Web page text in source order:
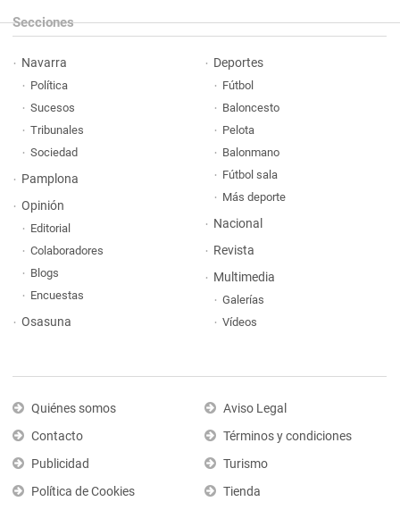
Secciones
Navarra
Política
Sucesos
Tribunales
Sociedad
Pamplona
Opinión
Editorial
Colaboradores
Blogs
Encuestas
Osasuna
Deportes
Fútbol
Baloncesto
Pelota
Balonmano
Fútbol sala
Más deporte
Nacional
Revista
Multimedia
Galerías
Vídeos
Quiénes somos
Contacto
Publicidad
Política de Cookies
Aviso Legal
Términos y condiciones
Turismo
Tienda